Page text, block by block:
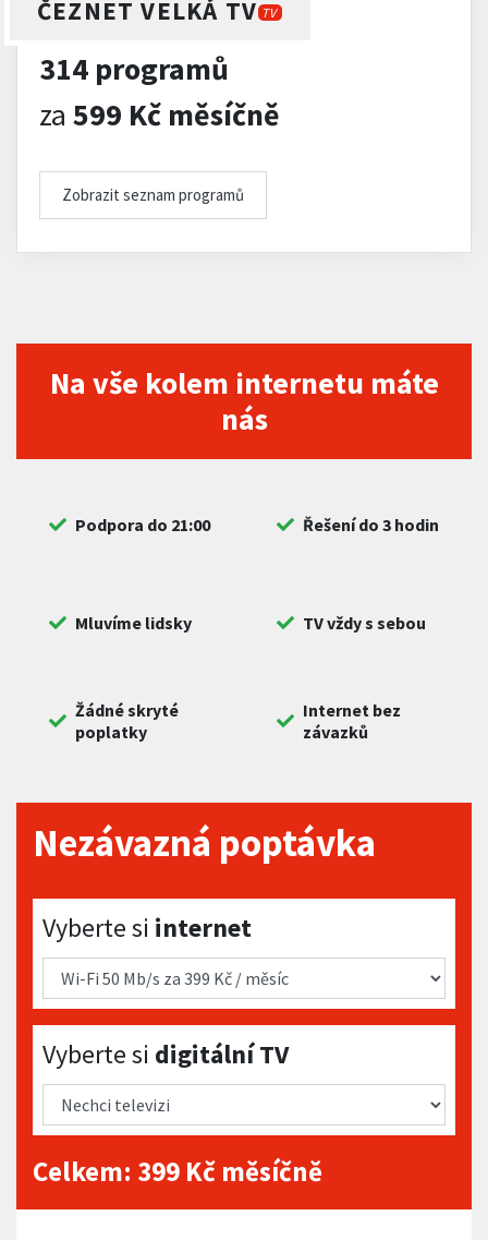
ČEZNET VELKÁ TV TV
314 programů
za 599 Kč měsíčně
Zobrazit seznam programů
Na vše kolem internetu máte
nás
Podpora do 21:00 Řešení do 3 hodin
Mluvíme lidsky TV vždy s sebou
Žádné skryté
poplatky
Internet bez
závazků
Nezávazná poptávka
Vyberte si internet
Vyberte si internet
Vyberte si digitální TV
Vyberte si digitální TV
Celkem: 399 Kč měsíčně